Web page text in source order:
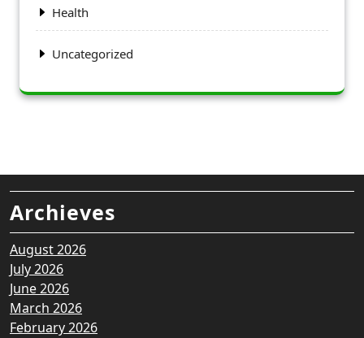
Health
Uncategorized
Archieves
August 2026
July 2026
June 2026
March 2026
February 2026